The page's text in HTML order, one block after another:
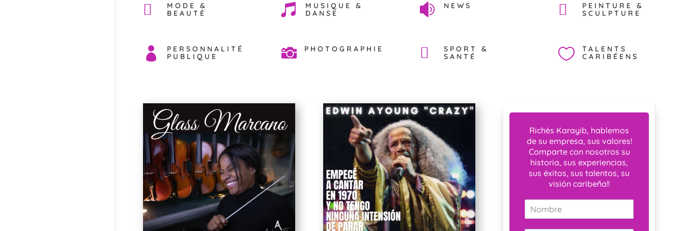
MODE &
BEAUTÉ

MUSIQUE &
DANSE
 NEWS
PEINTURE &
SCULPTURE

PERSONNALITÉ
PUBLIQUE
 PHOTOGRAPHIE
SPORT &
SANTÉ

TALENTS
CARIBÉENS
Richès Karayib, hablemos
de su empresa, sus valores!
Comparte con nosotros su
historia, sus experiencias,
sus éxitos, sus talentos, su
visión caribeña!!